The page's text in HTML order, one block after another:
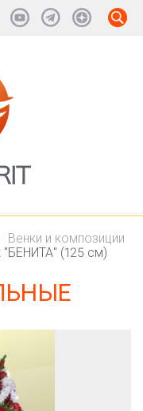
Венки и композиции
"БЕНИТА" (125 см)